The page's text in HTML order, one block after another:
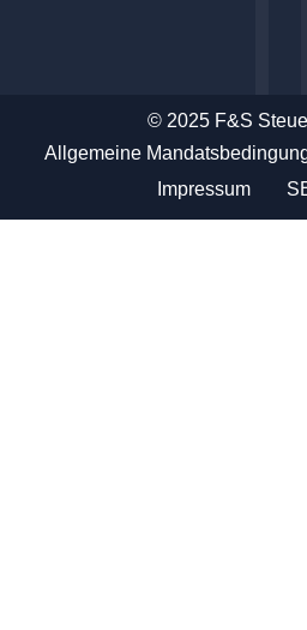
© 2025 F&S
Allgemeine
Impressum